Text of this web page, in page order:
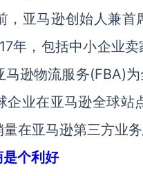
亚马逊创始人兼
年，包括中小企业
逊物流服务(FBA)
业在亚马逊全球
在亚马逊第三方业
个利好